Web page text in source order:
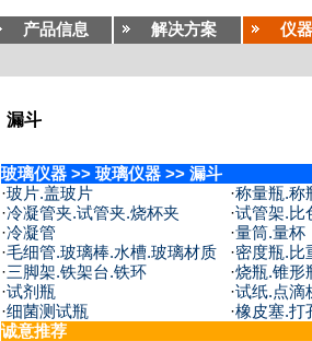
产品信息 解决方案
仪
漏斗
玻璃仪器 >> 玻璃仪器 >> 漏斗
·玻片.盖玻片 ·称量瓶.称
·冷凝管夹.试管夹.烧杯夹 ·试管架.比
·冷凝管 ·量筒.量杯
·毛细管.玻璃棒.水槽.玻璃材质 ·密度瓶.比
·三脚架.铁架台.铁环 ·烧瓶.锥形
·试剂瓶 ·试纸.点滴
·细菌测试瓶 ·橡皮塞.打
诚意推荐